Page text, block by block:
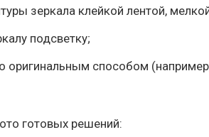
зеркала клейкой лентой,
подсветку;
оригинальным способом
готовых решений: